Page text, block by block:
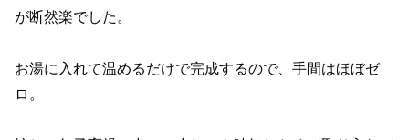
が断然楽でした。
お湯に入れて温めるだけで完成するので、手間はほぼゼ
ロ。